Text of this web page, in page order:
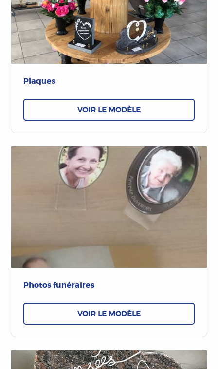
Plaques
VOIR LE MODÈLE
Photos funéraires
VOIR LE MODÈLE